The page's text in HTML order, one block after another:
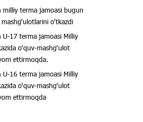
milliy terma jamoasi bugun
oʻtkazdi
U-17 terma jamoasi Milliy
oʻquv-mashgʻulot
ettirmoqda.
U-16 terma jamoasi Milliy
oʻquv-mashgʻulot
ettirmoqda